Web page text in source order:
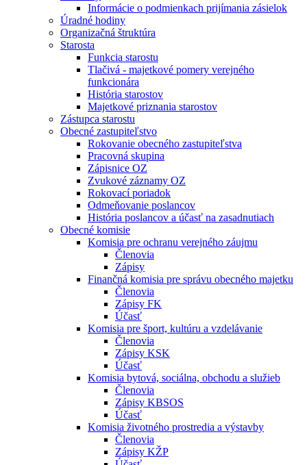
Informácie o podmienkach prijímania zásielok
Úradné hodiny
Organizačná štruktúra
Starosta
Funkcia starostu
Tlačivá - majetkové pomery verejného
funkcionára
História starostov
Majetkové priznania starostov
Zástupca starostu
Obecné zastupiteľstvo
Rokovanie obecného zastupiteľstva
Pracovná skupina
Zápisnice OZ
Zvukové záznamy OZ
Rokovací poriadok
Odmeňovanie poslancov
História poslancov a účasť na zasadnutiach
Obecné komisie
Komisia pre ochranu verejného záujmu
Členovia
Zápisy
Finančná komisia pre správu obecného majetku
Členovia
Zápisy FK
Účasť
Komisia pre šport, kultúru a vzdelávanie
Členovia
Zápisy KSK
Účasť
Komisia bytová, sociálna, obchodu a služieb
Členovia
Zápisy KBSOS
Účasť
Komisia životného prostredia a výstavby
Členovia
Zápisy KŽP